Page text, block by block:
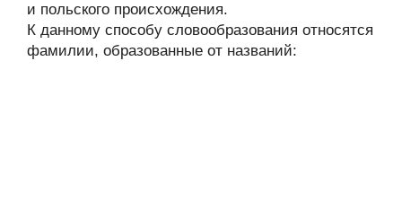
и польского происхождения.
К данному способу словообразования относятся
фамилии, образованные от названий: